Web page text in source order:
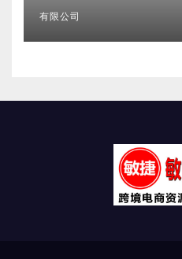
有限公司